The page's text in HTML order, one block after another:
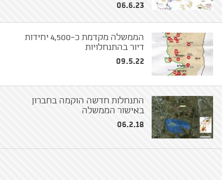
06.6.23
הממשלה מקדמת כ-4,500 יחידות
דיור בהתנחלויות
09.5.22
התנחלות חדשה הוקמה בחברון
באישור הממשלה
06.2.18